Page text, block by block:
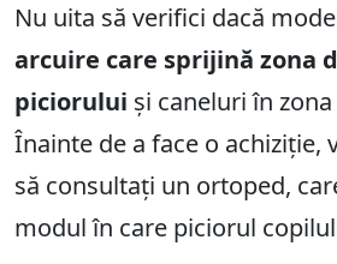
Nu uita să verifici dacă
arcuire care sprijină zona
piciorului și caneluri în
Înainte de a face o achiziție,
să consultați un ortoped,
modul în care piciorul